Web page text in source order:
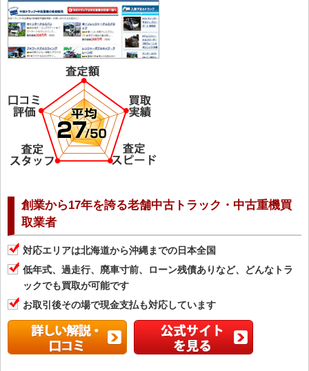
創業から17年を誇る老舗中古トラック・中古重機買
取業者
対応エリアは北海道から沖縄までの日本全国
低年式、過走行、廃車寸前、ローン残債ありなど、どんなトラ
ックでも買取が可能です
お取引後その場で現金支払も対応しています